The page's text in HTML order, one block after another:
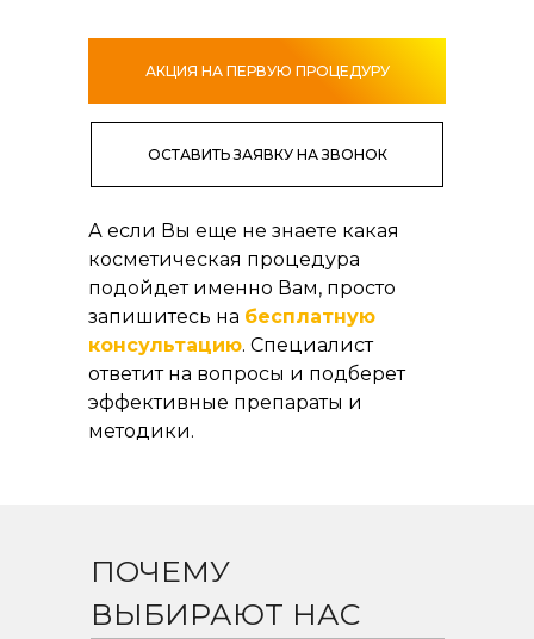
АКЦИЯ НА ПЕРВУЮ ПРОЦЕДУРУ
ОСТАВИТЬ ЗАЯВКУ НА ЗВОНОК
А если Вы еще не знаете какая
косметическая процедура
подойдет именно Вам, просто
запишитесь на бесплатную
консультацию. Специалист
ответит на вопросы и подберет
эффективные препараты и
методики.
ПОЧЕМУ
ВЫБИРАЮТ НАС